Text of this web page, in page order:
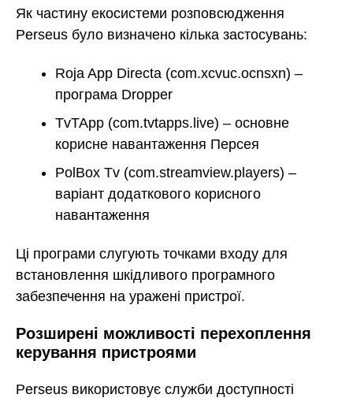
Як частину екосистеми розповсюдження
Perseus було визначено кілька застосувань:
Roja App Directa (com.xcvuc.ocnsxn) –
програма Dropper
TvTApp (com.tvtapps.live) – основне
корисне навантаження Персея
PolBox Tv (com.streamview.players) –
варіант додаткового корисного
навантаження
Ці програми слугують точками входу для
встановлення шкідливого програмного
забезпечення на уражені пристрої.
Розширені можливості перехоплення
керування пристроями
Perseus використовує служби доступності